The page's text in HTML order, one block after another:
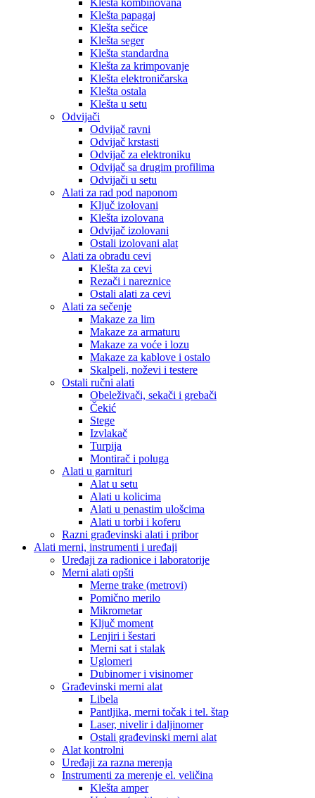
Klešta kombinovana
Klešta papagaj
Klešta sečice
Klešta seger
Klešta standardna
Klešta za krimpovanje
Klešta elektroničarska
Klešta ostala
Klešta u setu
Odvijači
Odvijač ravni
Odvijač krstasti
Odvijač za elektroniku
Odvijač sa drugim profilima
Odvijači u setu
Alati za rad pod naponom
Ključ izolovani
Klešta izolovana
Odvijač izolovani
Ostali izolovani alat
Alati za obradu cevi
Klešta za cevi
Rezači i nareznice
Ostali alati za cevi
Alati za sečenje
Makaze za lim
Makaze za armaturu
Makaze za voće i lozu
Makaze za kablove i ostalo
Skalpeli, noževi i testere
Ostali ručni alati
Obeleživači, sekači i grebači
Čekić
Stege
Izvlakač
Turpija
Montirač i poluga
Alati u garnituri
Alat u setu
Alati u kolicima
Alati u penastim ulošcima
Alati u torbi i koferu
Razni građevinski alati i pribor
Alati merni, instrumenti i uređaji
Uređaji za radionice i laboratorije
Merni alati opšti
Merne trake (metrovi)
Pomično merilo
Mikrometar
Ključ moment
Lenjiri i šestari
Merni sat i stalak
Uglomeri
Dubinomer i visinomer
Građevinski merni alat
Libela
Pantljika, merni točak i tel. štap
Laser, nivelir i daljinomer
Ostali građevinski merni alat
Alat kontrolni
Uređaji za razna merenja
Instrumenti za merenje el. veličina
Klešta amper